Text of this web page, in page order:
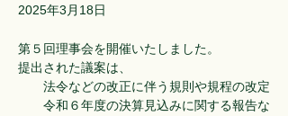
2025年3月18日
第５回理事会を開催いたしました。
提出された議案は、
法令などの改正に伴う規則や規程の改定
令和６年度の決算見込みに関する報告な